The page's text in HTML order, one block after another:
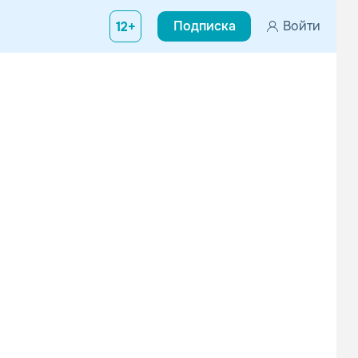
12+ Подписка Войти
культуру и музыку. После Иранской революции Азама